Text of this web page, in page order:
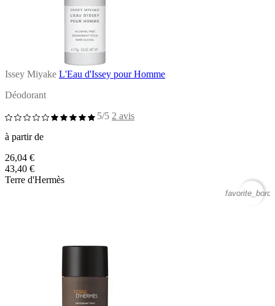
Issey Miyake L'Eau d'Issey pour Homme
Déodorant
5/5 2 avis
à partir de
26,04 €
43,40 €
Terre d'Hermès